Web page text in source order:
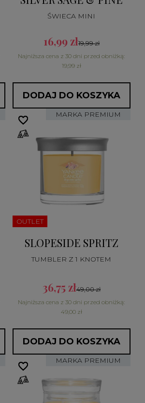
ŚWIECA MINI
16,99 zł19,99 zł
Najniższa cena z 30 dni przed obniżką:
19,99 zł
DODAJ DO KOSZYKA
MARKA PREMIUM
OUTLET
SLOPESIDE SPRITZ
TUMBLER Z 1 KNOTEM
36,75 zł49,00 zł
Najniższa cena z 30 dni przed obniżką:
49,00 zł
DODAJ DO KOSZYKA
favorite_border
favorite_border
MARKA PREMIUM
favorite_border
favorite_border